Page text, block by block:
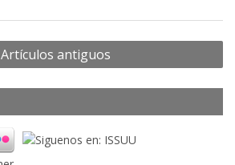
Artículos antiguos